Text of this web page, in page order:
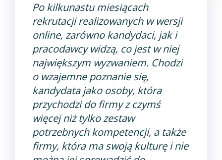
Po kilkunastu miesiącach
rekrutacji realizowanych w wersji
online, zarówno kandydaci, jak i
pracodawcy widzą, co jest w niej
największym wyzwaniem. Chodzi
o wzajemne poznanie się,
kandydata jako osoby, która
przychodzi do firmy z czymś
więcej niż tylko zestaw
potrzebnych kompetencji, a także
firmy, która ma swoją kulturę i nie